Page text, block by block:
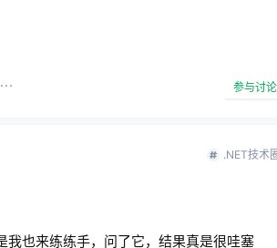
参与讨论
.NET技术
我也来练练手，问了它，结果真是很哇塞